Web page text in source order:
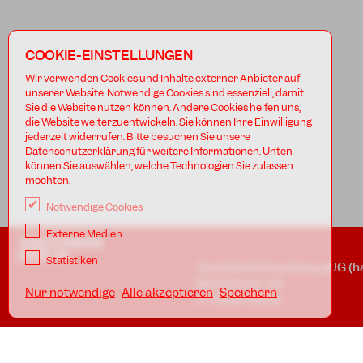
TANZFABRIK
BERLIN
Tanzfabrik Kreuzberg gUG
Möckernstr. 68
D-10965 Berlin
COOKIE-EINSTELLUNGEN
Wir verwenden Cookies und Inhalte externer Anbieter auf
unserer Website. Notwendige Cookies sind essenziell, damit
Sie die Website nutzen können. Andere Cookies helfen uns,
die Website weiterzuentwickeln. Sie können Ihre Einwilligung
jederzeit widerrufen. Bitte besuchen Sie unsere
Datenschutzerklärung für weitere Informationen. Unten
können Sie auswählen, welche Technologien Sie zulassen
möchten.
Notwendige Cookies
Externe Medien
Statistiken
Nur notwendige Alle akzeptieren Speichern